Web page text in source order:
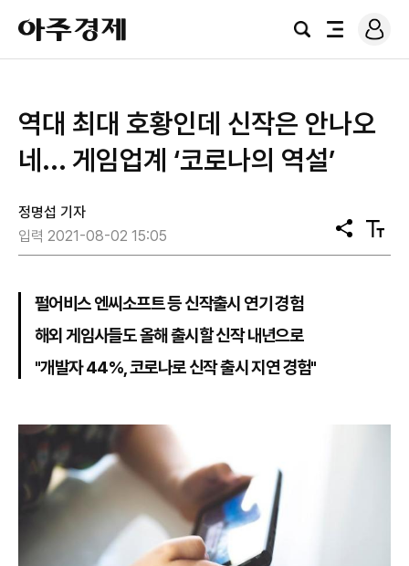
아
주
경
검
전
로
그
역대 최대 호황인데 신작은 안나오
네... 게임업계 ‘코로나의 역설’
정명섭 기자
입력 2021-08-02 15:05
공
유
텍
스
펄어비스 엔씨소프트 등 신작출시 연기 경험
해외 게임사들도 올해 출시할 신작 내년으로
"개발자 44%, 코로나로 신작 출시 지연 경험"